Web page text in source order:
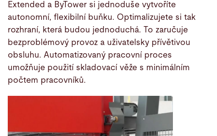
Extended a ByTower si jednoduše vytvoříte
autonomní, flexibilní buňku. Optimalizujete si tak
rozhraní, která budou jednoduchá. To zaručuje
bezproblémový provoz a uživatelsky přívětivou
obsluhu. Automatizovaný pracovní proces
umožňuje použití skladovací věže s minimálním
počtem pracovníků.